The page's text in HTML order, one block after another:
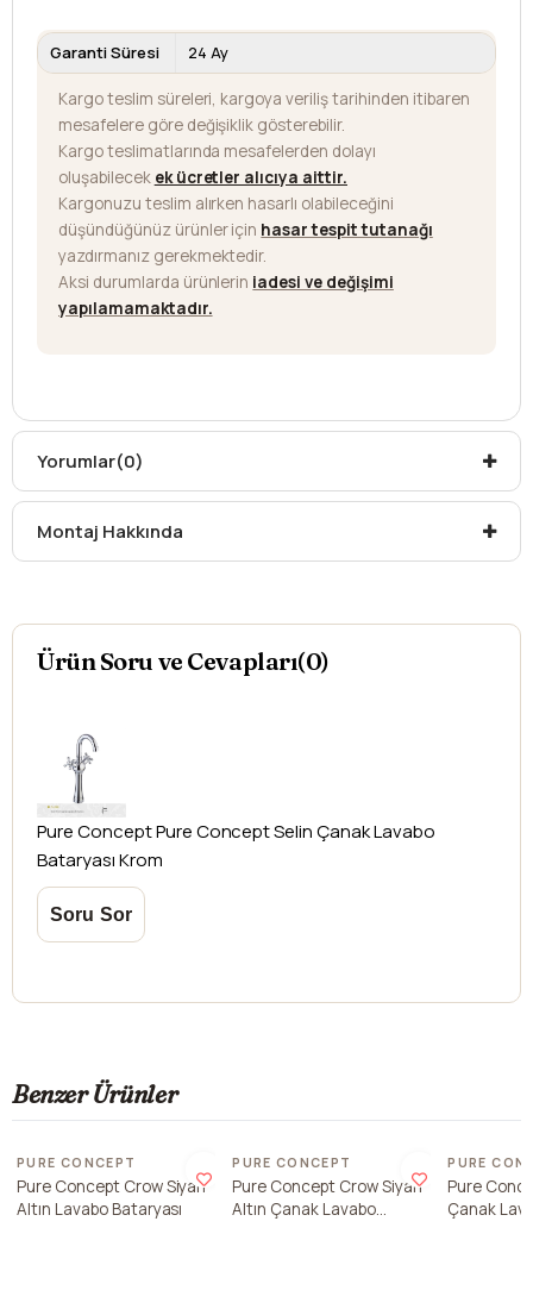
Garanti Süresi 24 Ay
Kargo teslim süreleri, kargoya veriliş tarihinden itibaren
mesafelere göre değişiklik gösterebilir.
Kargo teslimatlarında mesafelerden dolayı
oluşabilecek ek ücretler alıcıya aittir.
Kargonuzu teslim alırken hasarlı olabileceğini
düşündüğünüz ürünler için hasar tespit tutanağı
yazdırmanız gerekmektedir.
Aksi durumlarda ürünlerin iadesi ve değişimi
yapılamamaktadır.
Yorumlar(0)
Montaj Hakkında
Ürün Soru ve Cevapları(0)
Pure ConceptPure Concept Selin Çanak Lavabo
Bataryası Krom
Benzer Ürünler
PURE CONCEPT
Pure Concept Crow Siyah
Altın Lavabo Bataryası
PURE CONCEPT
Pure Concept Crow Siyah
Altın Çanak Lavabo
PURE
Pure
Çanak